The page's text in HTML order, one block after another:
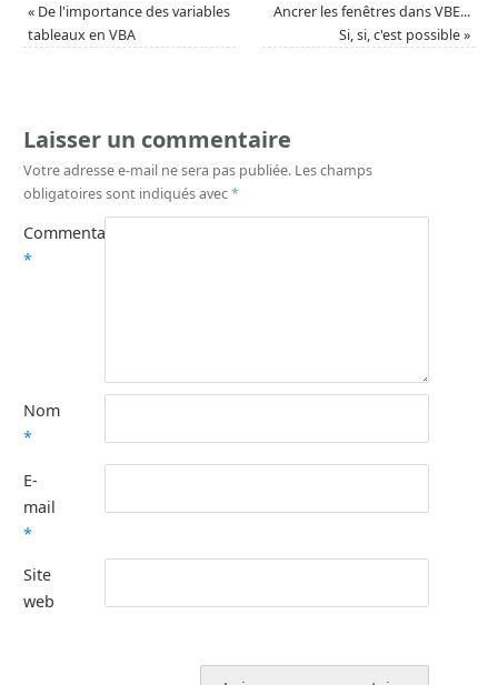
« De l'importance des variables
tableaux en VBA
Ancrer les fenêtres dans VBE...
Si, si, c'est possible»
Laisser un commentaire
Votre adresse e-mail ne sera pas publiée. Les champs
obligatoires sont indiqués avec*
Commentaire
*
Nom
*
E-
mail
*
Site
web